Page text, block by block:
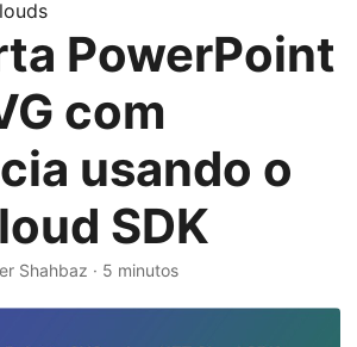
PowerPoint
com
usando o
SDK
Shahbaz · 5 minutos